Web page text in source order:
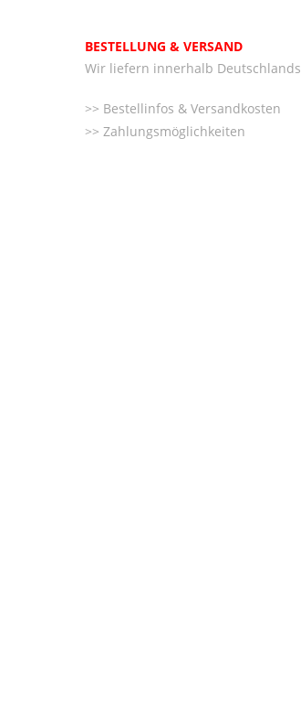
BESTELLUNG & VERSAND
Wir liefern innerhalb Deutschlands
Bestellinfos & Versandkosten
Zahlungsmöglichkeiten